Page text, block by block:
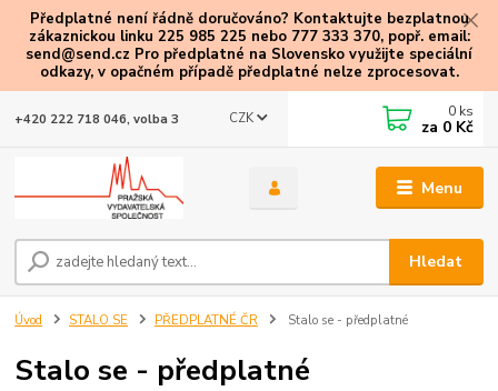
Předplatné není řádně doručováno? Kontaktujte bezplatnou
zákaznickou linku 225 985 225 nebo 777 333 370, popř. email:
send@send.cz Pro předplatné na Slovensko využijte speciální
odkazy, v opačném případě předplatné nelze zprocesovat.
Menu
CZK
Hledat
+420 222 718 046, volba 3 0 ks
za 0 Kč
Úvod STALO SE PŘEDPLATNÉ ČR Stalo se - předplatné
Stalo se - předplatné